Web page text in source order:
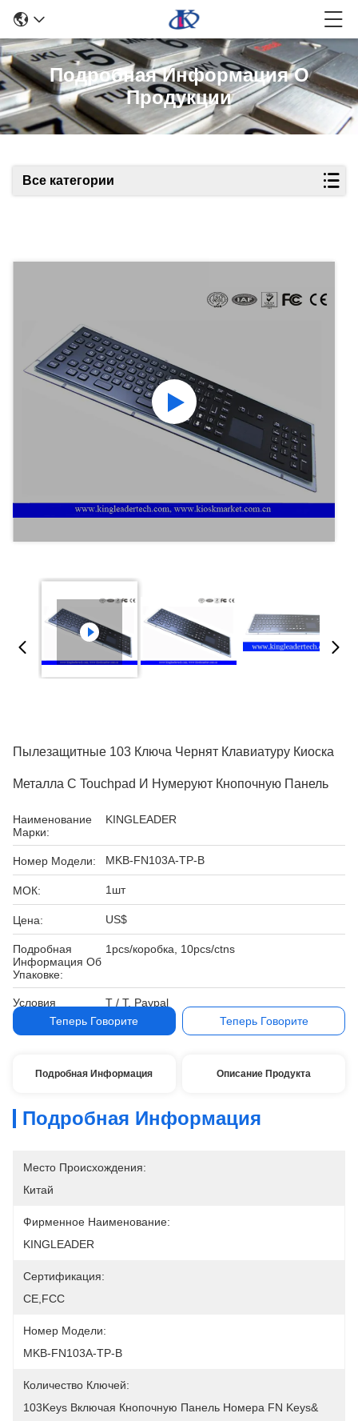
Подробная Информация О
Продукции
Все категории
Пылезащитные 103 Ключа Чернят Клавиатуру Киоска
Металла С Touchpad И Нумеруют Кнопочную Панель
Наименование
Марки:
KINGLEADER
Номер Модели: MKB-FN103A-TP-B
МОК: 1шт
Цена: US$
Подробная
Информация Об
Упаковке:
1pcs/коробка, 10pcs/ctns
Условия
Оплаты:
T / T, Paypal
Теперь Говорите
Теперь Говорите
Подробная Информация Описание Продукта
Подробная Информация
Место Происхождения:
Китай
Фирменное Наименование:
KINGLEADER
Сертификация:
CE,FCC
Номер Модели:
MKB-FN103A-TP-B
Количество Ключей:
103Keys Включая Кнопочную Панель Номера FN Keys&